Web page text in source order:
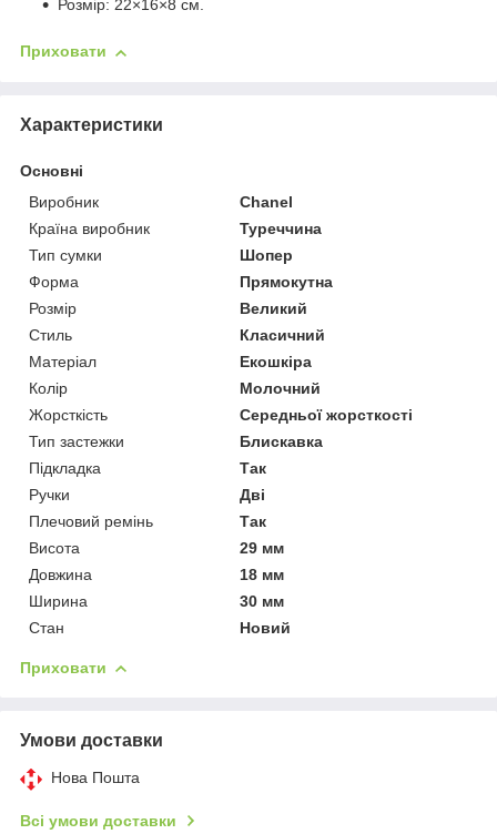
Розмір: 22×16×8 см.
Приховати
Характеристики
Основні
Виробник
Chanel
Країна виробник
Туреччина
Тип сумки
Шопер
Форма
Прямокутна
Розмір
Великий
Стиль
Класичний
Матеріал
Екошкіра
Колір
Молочний
Жорсткість
Середньої жорсткості
Тип застежки
Блискавка
Підкладка
Так
Ручки
Дві
Плечовий ремінь
Так
Висота
29 мм
Довжина
18 мм
Ширина
30 мм
Стан
Новий
Приховати
Умови доставки
Нова Пошта
Всі умови доставки